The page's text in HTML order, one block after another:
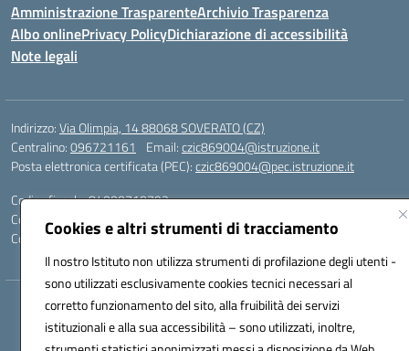
Cookies e altri strumenti di tracciamento
Il nostro Istituto non utilizza strumenti di profilazione degli utenti -
sono utilizzati esclusivamente cookies tecnici necessari al
corretto funzionamento del sito, alla fruibilità dei servizi
istituzionali e alla sua accessibilità – sono utilizzati, inoltre,
Amministrazione TrasparenteArchivio Trasparenza
Albo onlinePrivacy PolicyDichiarazione di accessibilità
Note legali
Indirizzo:Via Olimpia, 14 88068 SOVERATO (CZ)
Centralino:096721161 Email:czic869004@istruzione.it
Posta elettronica certificata (PEC):czic869004@pec.istruzione.it
Codice fiscale: 84000710792
Codice meccanografico: CZIC869004
Codice unico di fatturazione (CUF): UFKGA0
Hosting & Powered by 3D Solution S.r.l.
Concept & Design by Designers Italia